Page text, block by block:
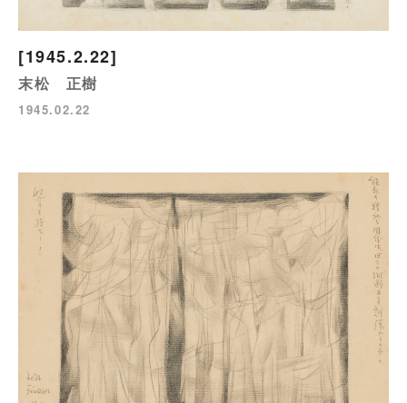
[1945.2.22]
末松 正樹
1945.02.22